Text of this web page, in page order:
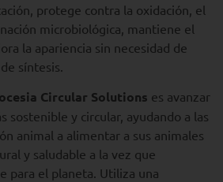
protege contra la oxidación, el
microbiológica, mantiene el
la apariencia sin necesidad de
síntesis.
Circular Solutions es avanzar
sostenible y circular, ayudando a las
animal a alimentar a sus animales
y saludable a la vez que
para el planeta. Utiliza una